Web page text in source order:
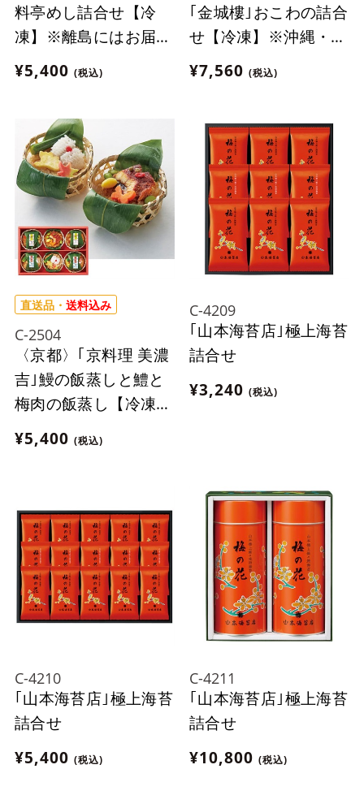
料亭めし詰合せ【冷
凍】※離島にはお届け
出来ません。
¥5,400 (税込)
｢金城樓｣おこわの詰合
せ【冷凍】※沖縄・離
島にはお届け出来ませ
ん。
¥7,560 (税込)
直送品・ 送料込み
C-2504
〈京都〉｢京料理 美濃
吉｣鰻の飯蒸しと鱧と
梅肉の飯蒸し【冷凍】
※離島にはお届け出来
ません。
¥5,400 (税込)
C-4209
｢山本海苔店｣極上海苔
詰合せ
¥3,240 (税込)
C-4210
｢山本海苔店｣極上海苔
詰合せ
¥5,400 (税込)
C-4211
｢山本海苔店｣極上海苔
詰合せ
¥10,800 (税込)